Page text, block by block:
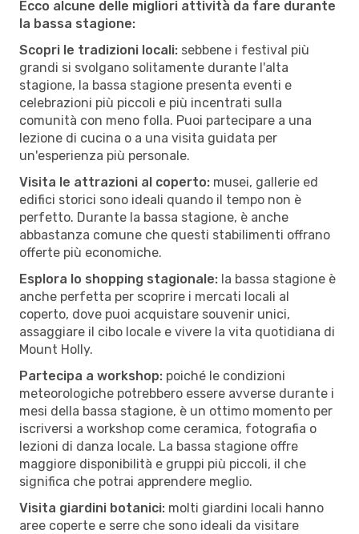
Ecco alcune delle migliori attività da fare durante
la bassa stagione:
Scopri le tradizioni locali: sebbene i festival più
grandi si svolgano solitamente durante l'alta
stagione, la bassa stagione presenta eventi e
celebrazioni più piccoli e più incentrati sulla
comunità con meno folla. Puoi partecipare a una
lezione di cucina o a una visita guidata per
un'esperienza più personale.
Visita le attrazioni al coperto: musei, gallerie ed
edifici storici sono ideali quando il tempo non è
perfetto. Durante la bassa stagione, è anche
abbastanza comune che questi stabilimenti offrano
offerte più economiche.
Esplora lo shopping stagionale: la bassa stagione è
anche perfetta per scoprire i mercati locali al
coperto, dove puoi acquistare souvenir unici,
assaggiare il cibo locale e vivere la vita quotidiana di
Mount Holly.
Partecipa a workshop: poiché le condizioni
meteorologiche potrebbero essere avverse durante i
mesi della bassa stagione, è un ottimo momento per
iscriversi a workshop come ceramica, fotografia o
lezioni di danza locale. La bassa stagione offre
maggiore disponibilità e gruppi più piccoli, il che
significa che potrai apprendere meglio.
Visita giardini botanici: molti giardini locali hanno
aree coperte e serre che sono ideali da visitare